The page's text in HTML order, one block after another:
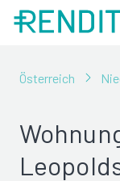
Österreich